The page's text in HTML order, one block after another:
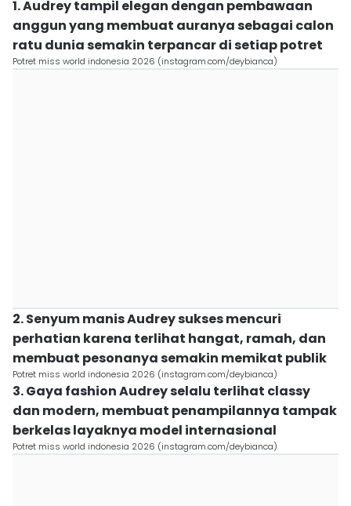
1. Audrey tampil elegan dengan pembawaan
anggun yang membuat auranya sebagai calon
ratu dunia semakin terpancar di setiap potret
Potret miss world indonesia 2026 (instagram.com/deybianca)
2. Senyum manis Audrey sukses mencuri
perhatian karena terlihat hangat, ramah, dan
membuat pesonanya semakin memikat publik
Potret miss world indonesia 2026 (instagram.com/deybianca)
3. Gaya fashion Audrey selalu terlihat classy
dan modern, membuat penampilannya tampak
berkelas layaknya model internasional
Potret miss world indonesia 2026 (instagram.com/deybianca)